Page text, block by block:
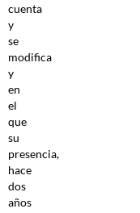
cuenta
y
se
modifica
y
en
el
que
su
presencia,
hace
dos
años